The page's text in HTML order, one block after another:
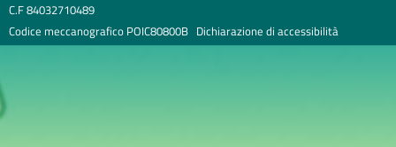
C.F 84032710489
Codice meccanografico POIC80800B Dichiarazione di accessibilità